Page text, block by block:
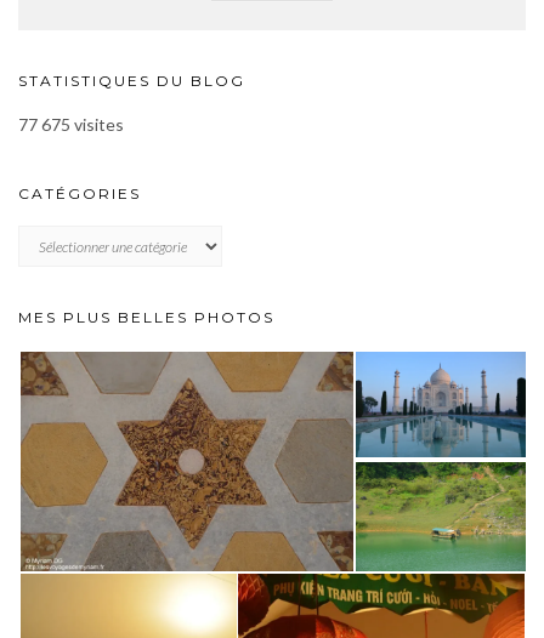
STATISTIQUES DU BLOG
77 675 visites
CATÉGORIES
MES PLUS BELLES PHOTOS